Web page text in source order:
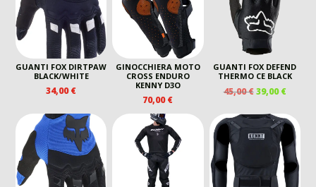
GUANTI FOX DIRTPAW
BLACK/WHITE
34,00€
GINOCCHIERA MOTO
CROSS ENDURO
KENNY D3O
70,00€
GUANTI FOX DEFEND
THERMO CE BLACK
45,00€ IL
ORIGINALE
ERA:
45,00 €.
39,00€IL
È:
39,00